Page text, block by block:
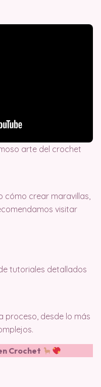
arte del crochet
cómo crear maravillas,
visitar
tutoriales detallados
proceso, desde lo más
Crochet